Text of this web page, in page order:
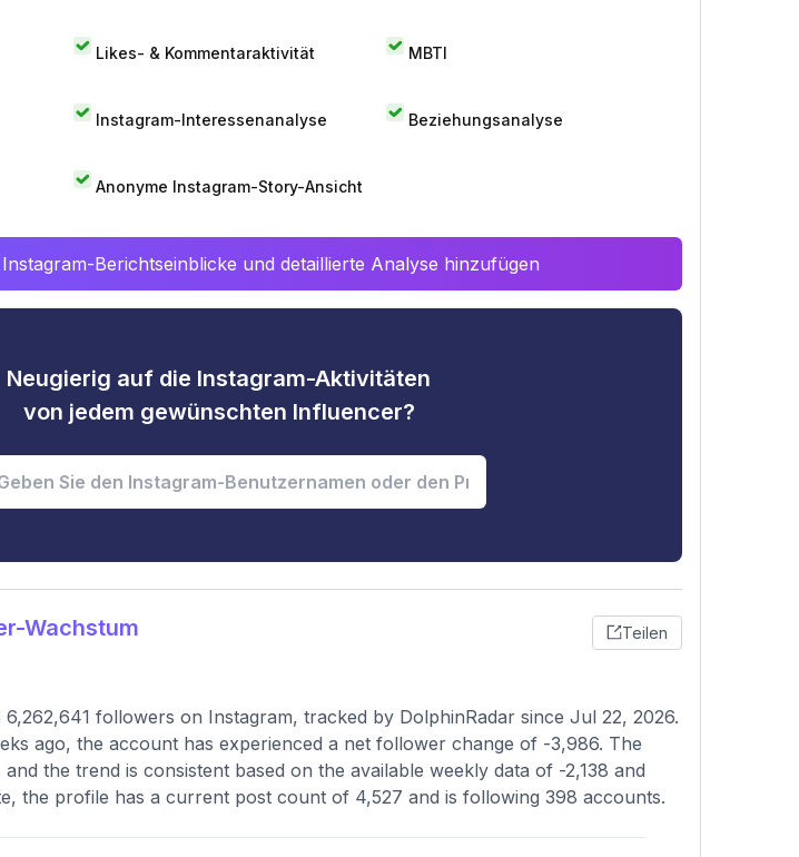
Likes- & Kommentaraktivität MBTI
Instagram-Interessenanalyse Beziehungsanalyse
Anonyme Instagram-Story-Ansicht
Berichtseinblicke und detaillierte Analyse hinzufügen
Neugierig auf die Instagram-Aktivitäten
von jedem gewünschten Influencer?
Wachstum Teilen
followers on Instagram, tracked by DolphinRadar since Jul 22, 2026.
ago, the account has experienced a net follower change of -3,986. The
the trend is consistent based on the available weekly data of -2,138 and
the profile has a current post count of 4,527 and is following 398 accounts.